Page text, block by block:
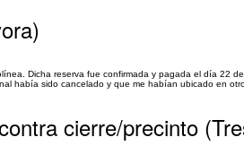
Dicha reserva fue confirmada y pagada el día 22
había sido cancelado y que me habían ubicado en
cierre/precinto